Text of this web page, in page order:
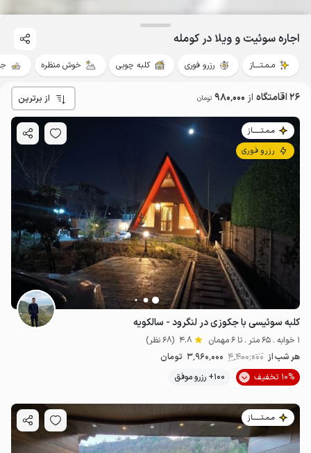
اجاره سوئیت و ویلا در کومله
مـمـتــــاز رزرو فوری کلبه چوبی خوش منظره
26 اقامتگاه از 980٬000 تومان از برترین
مـمـتــــــاز
رزرو فوری
کلبه سوئیسی با جکوزی در لنگرود - سالکویه
1 خوابه . 65 متر . تا 6 مهمان 4.8 (68 نظر)
هر شب از 4٬400٬000 3٬960٬000 تومان
10% تخفیف
100+ رزرو موفق
مـمـتــــــاز